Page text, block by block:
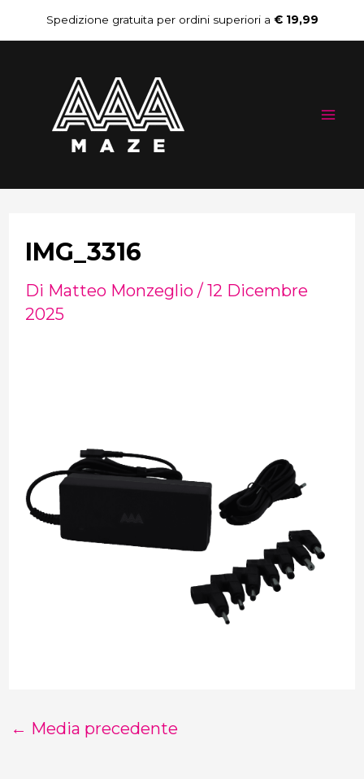
al
contenuto
Spedizione gratuita per ordini superiori a € 19,99
IMG_3316
Di Matteo Monzeglio / 12 Dicembre
2025
Navigazione
articoli
← Media precedente